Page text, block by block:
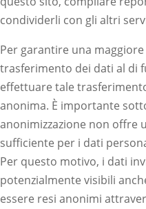
condividerli con gli altri
Per garantire una
trasferimento dei dati al di
effettuare tale
anonima. È importante
anonimizzazione non offre
sufficiente per i dati
Per questo motivo, i dati
potenzialmente visibili
essere resi anonimi